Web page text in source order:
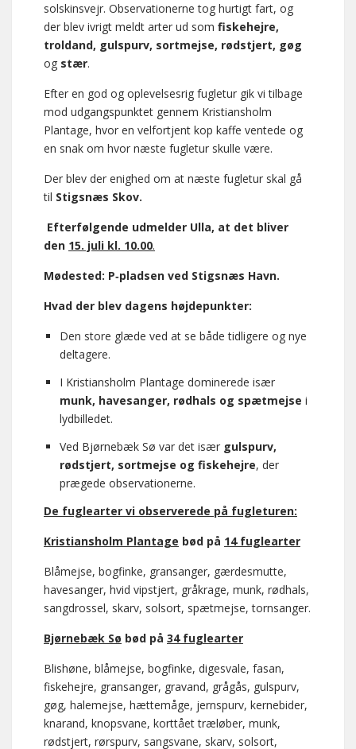
solskinsvejr. Observationerne tog hurtigt fart, og
der blev ivrigt meldt arter ud som fiskehejre,
troldand, gulspurv, sortmejse, rødstjert, gøg
og stær.
Efter en god og oplevelsesrig fugletur gik vi tilbage
mod udgangspunktet gennem Kristiansholm
Plantage, hvor en velfortjent kop kaffe ventede og
en snak om hvor næste fugletur skulle være.
Der blev der enighed om at næste fugletur skal gå
til Stigsnæs Skov.
Efterfølgende udmelder Ulla, at det bliver
den 15. juli kl. 10.00.
Mødested: P‑pladsen ved Stigsnæs Havn.
Hvad der blev dagens højdepunkter:
Den store glæde ved at se både tidligere og nye
deltagere.
I Kristiansholm Plantage dominerede især
munk, havesanger, rødhals og spætmejse i
lydbilledet.
Ved Bjørnebæk Sø var det især gulspurv,
rødstjert, sortmejse og fiskehejre, der
prægede observationerne.
De fuglearter vi observerede på fugleturen:
Kristiansholm Plantage bød på 14 fuglearter
Blåmejse, bogfinke, gransanger, gærdesmutte,
havesanger, hvid vipstjert, gråkrage, munk, rødhals,
sangdrossel, skarv, solsort, spætmejse, tornsanger.
Bjørnebæk Sø bød på 34 fuglearter
Blishøne, blåmejse, bogfinke, digesvale, fasan,
fiskehejre, gransanger, gravand, grågås, gulspurv,
gøg, halemejse, hættemåge, jernspurv, kernebider,
knarand, knopsvane, korttået træløber, munk,
rødstjert, rørspurv, sangsvane, skarv, solsort,